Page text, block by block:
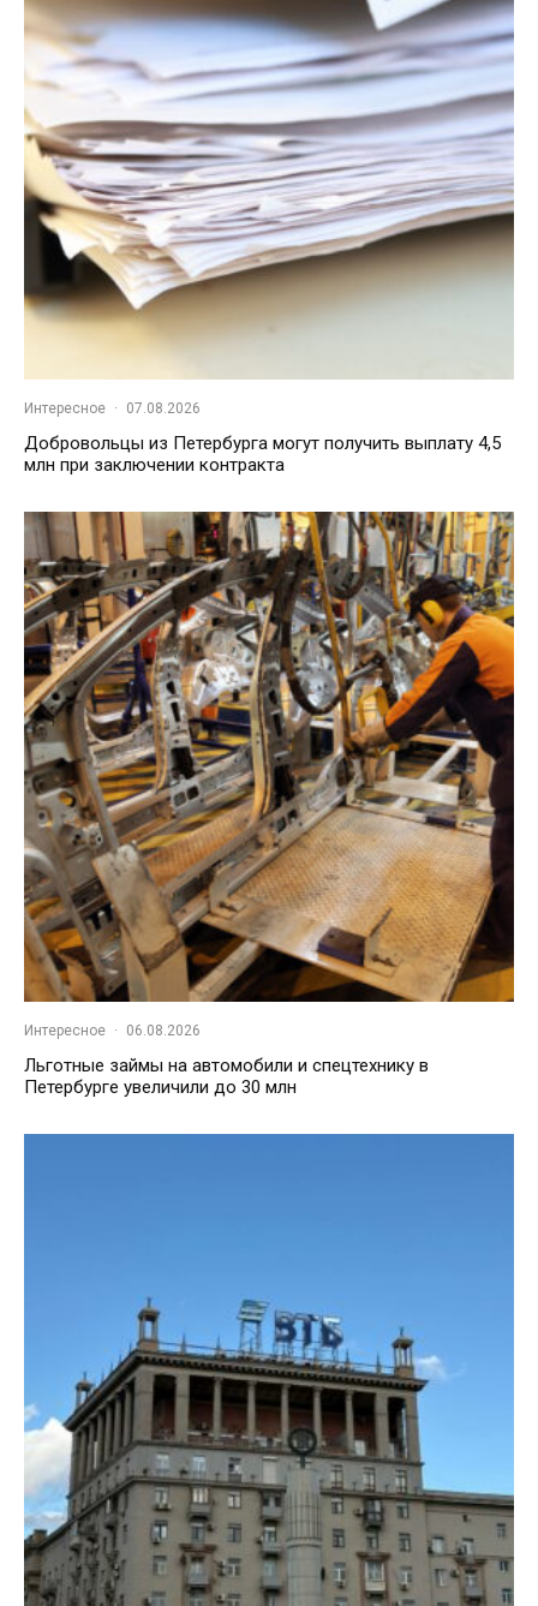
Интересное · 07.08.2026
Добровольцы из Петербурга могут получить выплату 4,5
млн при заключении контракта
Интересное · 06.08.2026
Льготные займы на автомобили и спецтехнику в
Петербурге увеличили до 30 млн